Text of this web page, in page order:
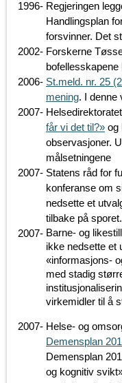
1996- Regjeringen
Handlingsplan
forsvinner. Det
2002- Forskerne
2006- St.meld. nr. 25
mening. I denne
2007-
får vi det til?» og
observasjoner.
målsetningene
2007- Statens råd for
konferanse om
nedsette et
tilbake på sporet.
2007- Barne- og
ikke nedsette et
«informasjons-
med stadig
virkemidler til å
2007- Helse- og
Demensplan
Demensplan
og kognitiv